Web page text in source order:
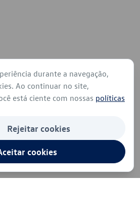
durante a navegação,
Ao continuar no site,
está ciente com nossas políticas
Rejeitar cookies
cookies